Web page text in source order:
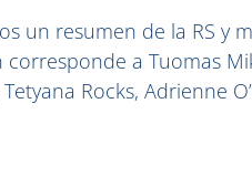
un resumen de la RS y
a Tuomas
Rocks, Adrienne